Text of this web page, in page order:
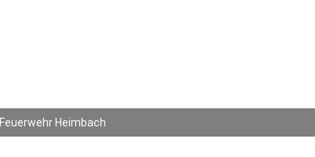
Feuerwehr Heimbach